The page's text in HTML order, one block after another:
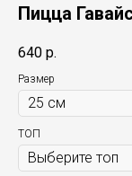
Пицца
640 р.
Размер
ТОП